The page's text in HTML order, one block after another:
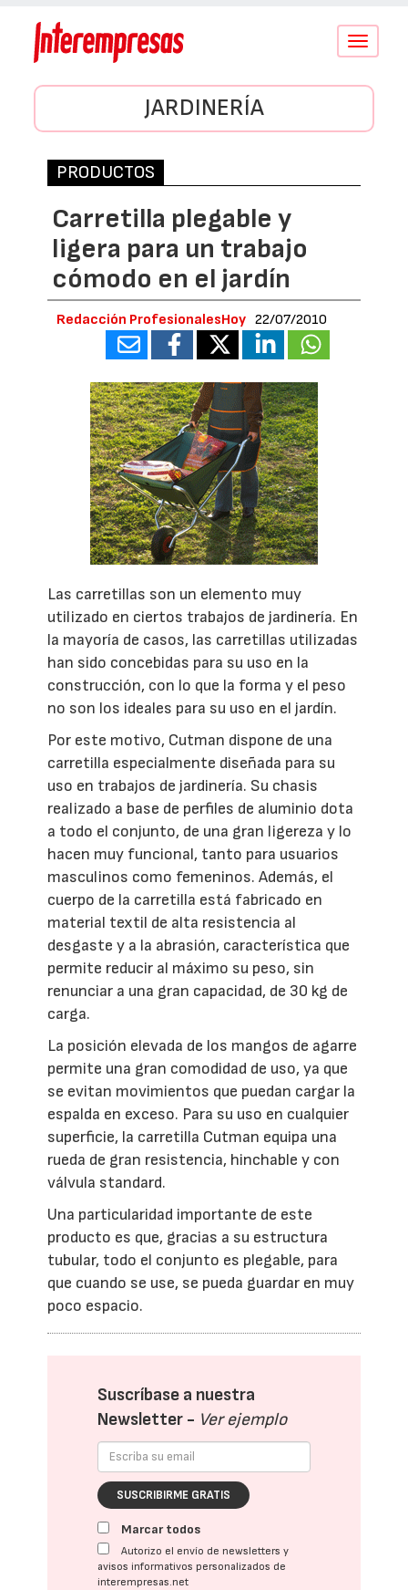
Conmutar
JARDINERÍA
PRODUCTOS
Carretilla plegable y
ligera para un trabajo
cómodo en el jardín
Redacción ProfesionalesHoy 22/07/2010
Las carretillas son un elemento muy
utilizado en ciertos trabajos de jardinería. En
la mayoría de casos, las carretillas utilizadas
han sido concebidas para su uso en la
construcción, con lo que la forma y el peso
no son los ideales para su uso en el jardín.
Por este motivo, Cutman dispone de una
carretilla especialmente diseñada para su
uso en trabajos de jardinería. Su chasis
realizado a base de perfiles de aluminio dota
a todo el conjunto, de una gran ligereza y lo
hacen muy funcional, tanto para usuarios
masculinos como femeninos. Además, el
cuerpo de la carretilla está fabricado en
material textil de alta resistencia al
desgaste y a la abrasión, característica que
permite reducir al máximo su peso, sin
renunciar a una gran capacidad, de 30 kg de
carga.
La posición elevada de los mangos de agarre
permite una gran comodidad de uso, ya que
se evitan movimientos que puedan cargar la
espalda en exceso. Para su uso en cualquier
superficie, la carretilla Cutman equipa una
rueda de gran resistencia, hinchable y con
válvula standard.
Una particularidad importante de este
producto es que, gracias a su estructura
tubular, todo el conjunto es plegable, para
que cuando se use, se pueda guardar en muy
poco espacio.
Suscríbase a nuestra
Newsletter - Ver ejemplo
SUSCRIBIRME GRATIS
Marcar todos
Autorizo el envío de newsletters y
avisos informativos personalizados de
interempresas.net